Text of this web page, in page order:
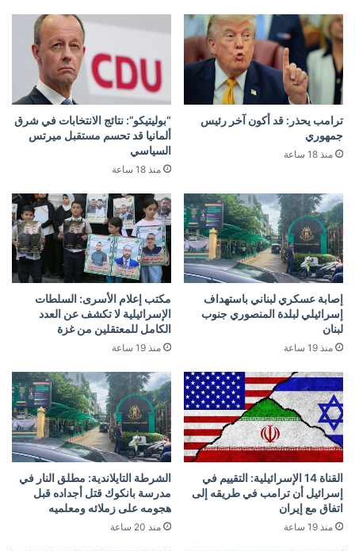
ترامب يحذر: قد أكون آخر رئيس
جمهوري
منذ 18 ساعة
“بوليتيكو”: نتائج الانتخابات في شرق
ألمانيا قد تحسم مستقبل ميرتس
السياسي
منذ 18 ساعة
إصابة عسكري لبناني باستهداف
إسرائيلي لبلدة المنصوري جنوب
لبنان
منذ 19 ساعة
مكتب إعلام الأسرى: السلطات
الإسرائيلية لا تكشف عن العدد
الكامل للمعتقلين من غزة
منذ 19 ساعة
القناة 14 الإسرائيلية: التقييم في
إسرائيل أن ترامب في طريقه إلى
اتفاق مع إيران
منذ 19 ساعة
الشرطة التايلاندية: مطلق النار في
مدرسة بانكوك قتل أجداده قبل
هجومه على زملائه ومعلميه
منذ 20 ساعة